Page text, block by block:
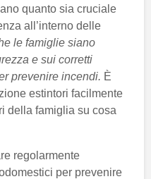
quanto sia cruciale
all’interno delle
le famiglie siano
e sui corretti
prevenire incendi. È
estintori facilmente
della famiglia su cosa
regolarmente
per prevenire